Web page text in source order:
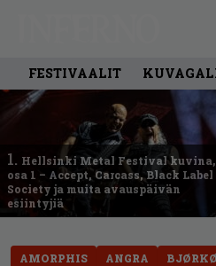
FESTIVAALIT
1. Hellsinki Metal Festival kuvina,
osa 1 – Accept, Carcass, Black Label
Society ja muita avauspäivän
esiintyjiä
AMORPHIS ANGRA BJØRKØ